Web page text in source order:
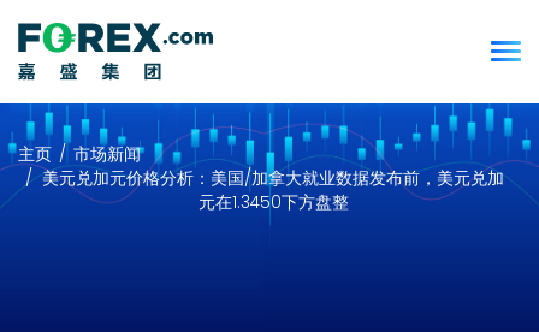
主页
市场新闻
美元兑加元价格分析：美国/加拿大就业数据发布前，美元兑加
元在1.3450下方盘整